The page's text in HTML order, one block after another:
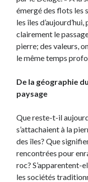
émergé des flots les
les îles
clairement le
pierre; des valeurs,
le même temps
De la géographie
paysage
Que reste-t-il
s’attachaient à la
des îles? Que
rencontrées pour
roc? S’apparentent-
les sociétés